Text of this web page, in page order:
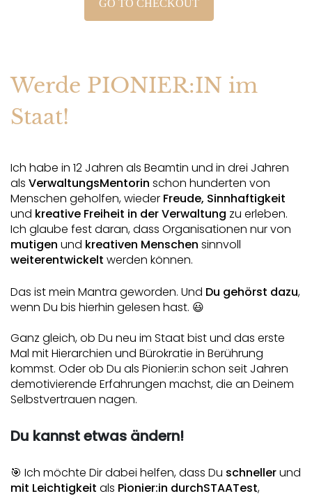
GO TO CHECKOUT
Werde PIONIER:IN im
Staat!
Ich habe in 12 Jahren als Beamtin und in drei Jahren
als VerwaltungsMentorin schon hunderten von
Menschen geholfen, wieder Freude, Sinnhaftigkeit
und kreative Freiheit in der Verwaltung zu erleben.
mutigen und kreativen Menschen
weiterentwickelt werden können.
Das ist mein Mantra geworden. Und Du gehörst dazu,
wenn Du bis hierhin gelesen hast. 😃
Ganz gleich, ob Du neu im Staat bist und das erste
Mal mit Hierarchien und Bürokratie in Berührung
kommst. Oder ob Du als Pionier:in schon seit Jahren
demotivierende Erfahrungen machst, die an Deinem
Selbstvertrauen nagen.
Du kannst etwas ändern!
🎯 Ich möchte Dir dabei helfen, dass Du schneller
mit Leichtigkeit als Pionier:in durchSTAATest,